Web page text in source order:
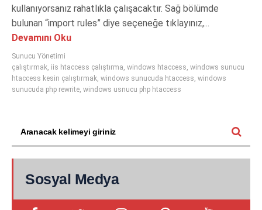
kullanıyorsanız rahatlıkla çalışacaktır. Sağ bölümde
bulunan “import rules” diye seçeneğe tıklayınız,...
Devamını Oku
Sunucu Yönetimi
çalıştırmak, iis htaccess çalıştırma, windows htaccess, windows sunucu
htaccess kesin çalıştırmak, windows sunucuda htaccess, windows
sunucuda php rewrite, windows usnucu php htaccess
Sosyal Medya